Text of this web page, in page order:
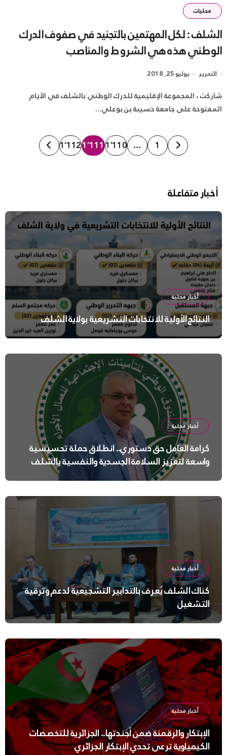
محليات
الشلف : لكل المهتمين بالتجنيد في صفوف الدرك
الوطني هذه هي الشروط والمناصب
التحرير يوليو 25, 2018
شاركت ، المجموعة الإقليمية للدرك الوطني بالشلف في الأيام
المفتوحة على جامعة حسيبة بن بوعلي...
تعدد
صفحات
1
… 1٬1101٬1111٬112
أخبار متفاعلة
أخبار محلية
النتائج الأولية للانتخابات التشريعية بولاية الشلف
أخبار محلية
كرامة العامل حق دستوري.. انطلاق حملة تحسيسية
واسعة لتعزيز السلامة الجسدية والنفسية بالشلف
أخبار محلية
كناك الشلف يُعرف بالتدابير التشجيعية لدعم وترقية
التشغيل
أخبار محلية
الإبتكار والرقمنة ضمن أجندتها.. الجزائرية للتخصصات
الكيمياوية ترعى تحدي الإبتكار الجزائري